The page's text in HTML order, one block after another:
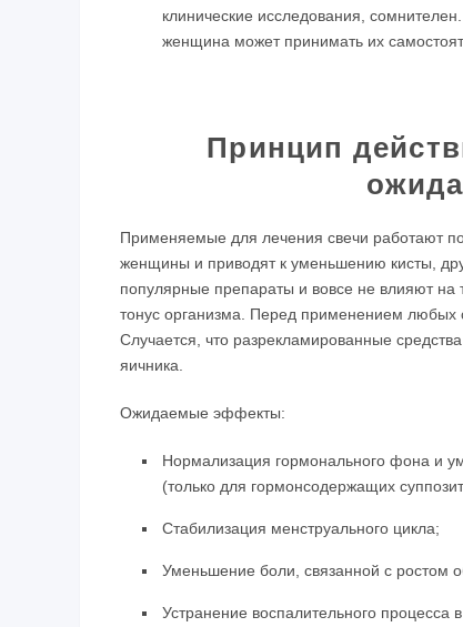
клинические исследования,
женщина может принимать их
Принцип
Применяемые для лечения свечи работают
женщины и приводят к уменьшению кисты,
популярные препараты и вовсе не влияют
тонус организма. Перед применением любых
Случается, что разрекламированные
яичника.
Ожидаемые эффекты:
Нормализация гормонального фона и
(только для гормонсодержащих
Стабилизация менструального цикла;
Уменьшение боли, связанной с ростом
Устранение воспалительного процесса